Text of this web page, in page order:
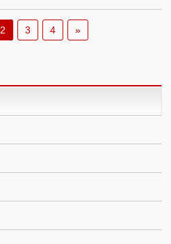
2 3 4 »